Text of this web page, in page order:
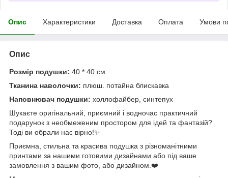
Опис Характеристики Доставка Оплата Умови
Опис
Розмір подушки: 40 * 40 см
Тканина наволочки: плюш. потайна блискавка
Наповнювач подушки: холлофайбер, синтепух
Шукаєте оригінальний, приємний і водночас практичний
подарунок з необмеженим простором для ідей та фантазій?
Тоді ви обрали нас вірно!✨
Приємна, стильна та красива подушка з різноманітними
принтами за нашими готовими дизайнами або під ваше
замовлення з вашим фото, або дизайном.❤️